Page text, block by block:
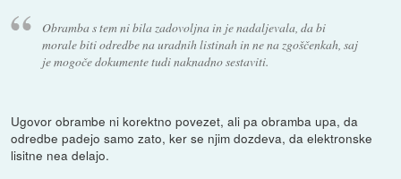
Obramba s tem ni bila zadovoljna in je nadaljevala, da bi
morale biti odredbe na uradnih listinah in ne na zgoščenkah, saj
je mogoče dokumente tudi naknadno sestaviti.
Ugovor obrambe ni korektno povezet, ali pa obramba upa, da
odredbe padejo samo zato, ker se njim dozdeva, da elektronske
lisitne nea delajo.